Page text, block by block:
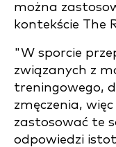
można
kontekście The
"W sporcie
związanych z
treningowego,
zmęczenia,
zastosować te
odpowiedzi